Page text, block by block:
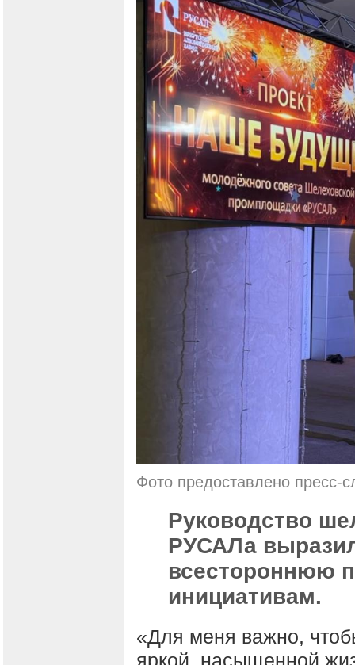
Фото предоставлено пресс-
Руководство
РУСАЛа
всестороннюю
инициативам.
«Для меня важно,
яркой, насыщенной